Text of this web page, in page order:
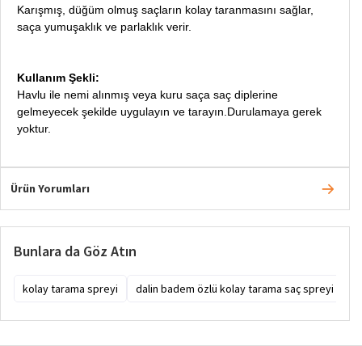
Karışmış, düğüm olmuş saçların kolay taranmasını sağlar,
saça yumuşaklık ve parlaklık verir.
Kullanım Şekli:
Havlu ile nemi alınmış veya kuru saça saç diplerine
gelmeyecek şekilde uygulayın ve tarayın.Durulamaya gerek
yoktur.
Ürün Yorumları
Bunlara da Göz Atın
kolay tarama spreyi dalin badem özlü kolay tarama saç spreyi 200